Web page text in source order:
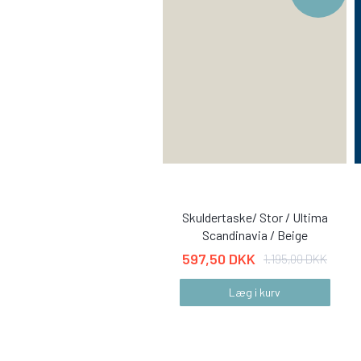
Skuldertaske/ Stor / Ultima
Scandinavia / Beige
597,50 DKK 1.195,00 DKK
Læg i kurv